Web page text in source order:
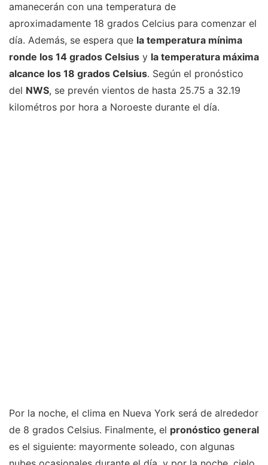
amanecerán con una temperatura de
aproximadamente 18 grados Celcius para comenzar el
día. Además, se espera que la temperatura mínima
ronde los 14 grados Celsius y la temperatura máxima
alcance los 18 grados Celsius. Según el pronóstico
del NWS, se prevén vientos de hasta 25.75 a 32.19
kilométros por hora a Noroeste durante el día.
Por la noche, el clima en Nueva York será de alrededor
de 8 grados Celsius. Finalmente, el pronóstico general
es el siguiente: mayormente soleado, con algunas